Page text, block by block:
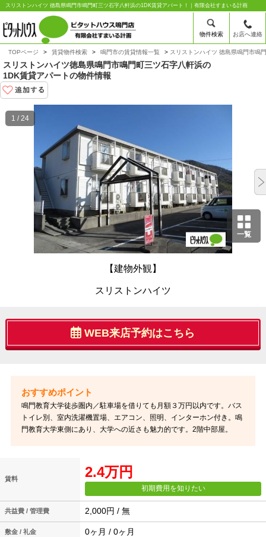
物件検索 お店へ連絡
スリストンハイツ 徳島県鳴門市鳴門町三ツ石字八軒浜の1DK賃貸アパート！｜有限会社すまいる計画
TOPページ 賃貸物件検索 鳴門市の賃貸情報一覧 スリストンハイツ 徳島県鳴門市鳴
スリストンハイツ徳島県鳴門市鳴門町三ツ石字八軒浜の
1DK賃貸アパートの物件情報
一覧
【建物外観】
スリストンハイツ
1 / 24
WEB来店予約はこちら
鳴門教育大学徒歩圏内／駐車場を借りても月額３万円以内です。バス
トイレ別、室内洗濯機置場、エアコン、照明、インターホン付き。鳴
門教育大学東側にあり、大学への近さも魅力的です。2階中部屋。
賃料 2.4万円
初期費用を知りたい
共益費 / 管理費 2,000円 / 無
敷金 / 礼金 0ヶ月 / 0ヶ月